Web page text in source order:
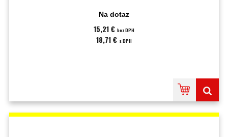
Na dotaz
15,21 € bez DPH
18,71 € s DPH